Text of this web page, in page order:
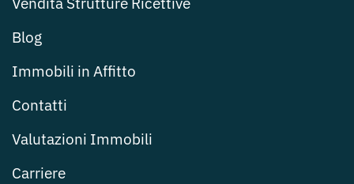
Blog
Immobili in Affitto
Contatti
Valutazioni Immobili
Carriere